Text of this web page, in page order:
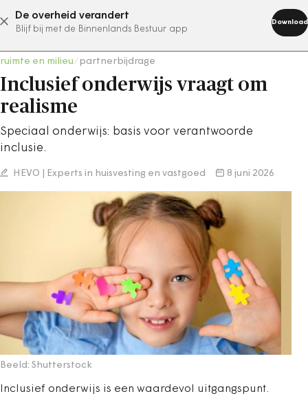
De overheid verandert
Blijf bij met de Binnenlands Bestuur app
Download
abonneer nu
ruimte en milieu partnerbijdrage
Inclusief onderwijs vraagt om
realisme
Speciaal onderwijs: basis voor verantwoorde
inclusie.
HEVO | Experts in huisvesting en vastgoed 8 juni 2026
Beeld: Shutterstock
Inclusief onderwijs is een waardevol uitgangspunt.